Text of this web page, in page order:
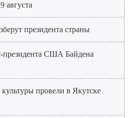
августа
президента страны
президента США Байдена
провели в Якутске